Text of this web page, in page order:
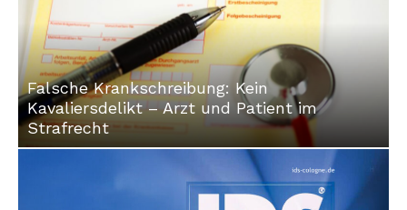
Falsche Krankschreibung: Kein
Kavaliersdelikt – Arzt und Patient im
Strafrecht